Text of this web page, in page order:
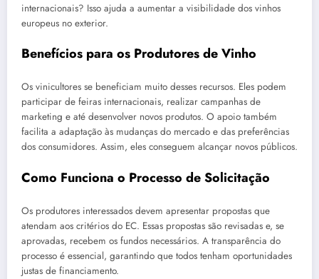
internacionais? Isso ajuda a aumentar a visibilidade dos vinhos
europeus no exterior.
Benefícios para os Produtores de Vinho
Os vinicultores se beneficiam muito desses recursos. Eles podem
participar de feiras internacionais, realizar campanhas de
marketing e até desenvolver novos produtos. O apoio também
facilita a adaptação às mudanças do mercado e das preferências
dos consumidores. Assim, eles conseguem alcançar novos públicos.
Como Funciona o Processo de Solicitação
Os produtores interessados devem apresentar propostas que
atendam aos critérios do EC. Essas propostas são revisadas e, se
aprovadas, recebem os fundos necessários. A transparência do
processo é essencial, garantindo que todos tenham oportunidades
justas de financiamento.